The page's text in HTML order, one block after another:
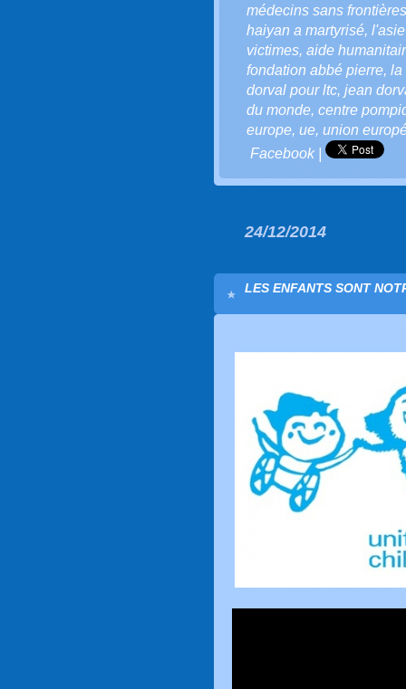
médecins sans frontières
haiyan a martyrisé,
victimes, aide
fondation abbé pierre, la
dorval pour ltc, jean
du monde, centre
europe, ue, union
Facebook|
24/12/2014
LES ENFANTS SONT